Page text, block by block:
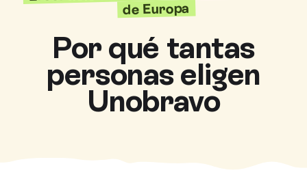
de Europa
Por qué tantas
personas eligen
Unobravo